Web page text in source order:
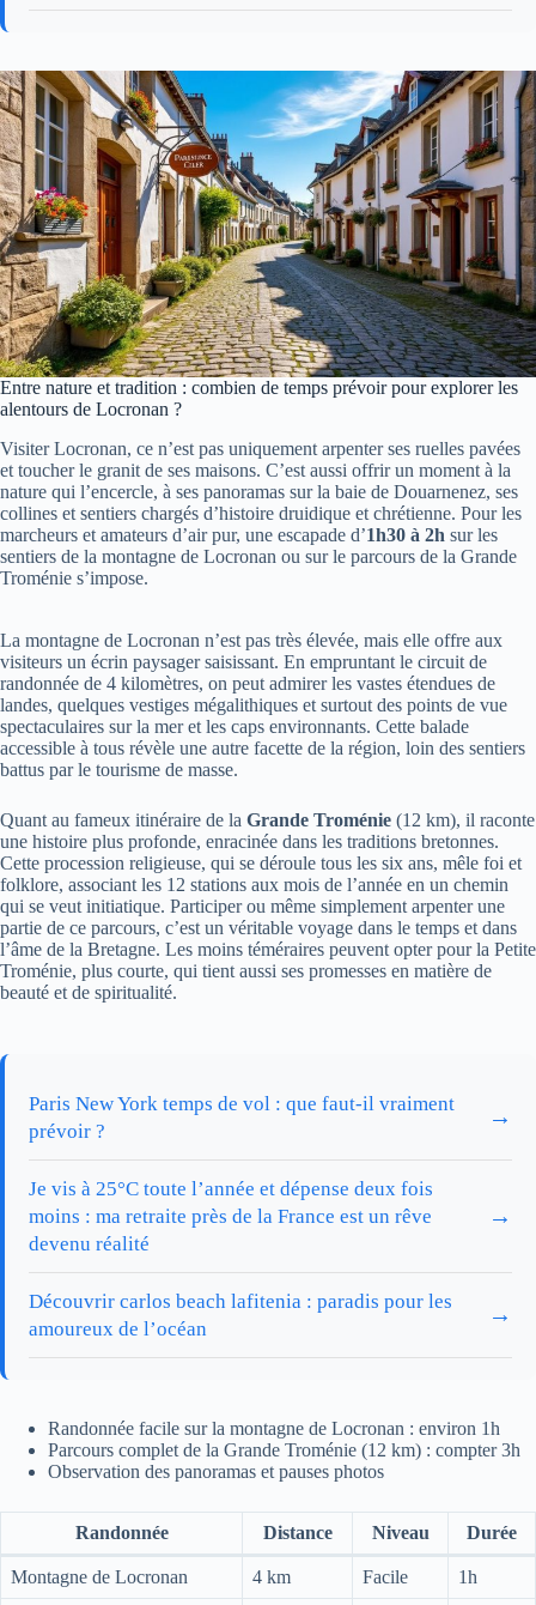
Entre nature et tradition : combien de temps prévoir pour explorer les
alentours de Locronan ?
Visiter Locronan, ce n’est pas uniquement arpenter ses ruelles pavées
et toucher le granit de ses maisons. C’est aussi offrir un moment à la
nature qui l’encercle, à ses panoramas sur la baie de Douarnenez, ses
collines et sentiers chargés d’histoire druidique et chrétienne. Pour les
marcheurs et amateurs d’air pur, une escapade d’1h30 à 2h sur les
sentiers de la montagne de Locronan ou sur le parcours de la Grande
Troménie s’impose.
La montagne de Locronan n’est pas très élevée, mais elle offre aux
visiteurs un écrin paysager saisissant. En empruntant le circuit de
randonnée de 4 kilomètres, on peut admirer les vastes étendues de
landes, quelques vestiges mégalithiques et surtout des points de vue
spectaculaires sur la mer et les caps environnants. Cette balade
accessible à tous révèle une autre facette de la région, loin des sentiers
battus par le tourisme de masse.
Quant au fameux itinéraire de la Grande Troménie (12 km), il raconte
une histoire plus profonde, enracinée dans les traditions bretonnes.
Cette procession religieuse, qui se déroule tous les six ans, mêle foi et
folklore, associant les 12 stations aux mois de l’année en un chemin
qui se veut initiatique. Participer ou même simplement arpenter une
partie de ce parcours, c’est un véritable voyage dans le temps et dans
l’âme de la Bretagne. Les moins téméraires peuvent opter pour la Petite
Troménie, plus courte, qui tient aussi ses promesses en matière de
beauté et de spiritualité.
Paris New York temps de vol : que faut-il vraiment
prévoir ?
→
Je vis à 25°C toute l’année et dépense deux fois
moins : ma retraite près de la France est un rêve
devenu réalité
→
Découvrir carlos beach lafitenia : paradis pour les
amoureux de l’océan
→
Randonnée facile sur la montagne de Locronan : environ 1h
Parcours complet de la Grande Troménie (12 km) : compter 3h
Observation des panoramas et pauses photos
Randonnée Distance Niveau Durée
Montagne de Locronan 4 km Facile 1h